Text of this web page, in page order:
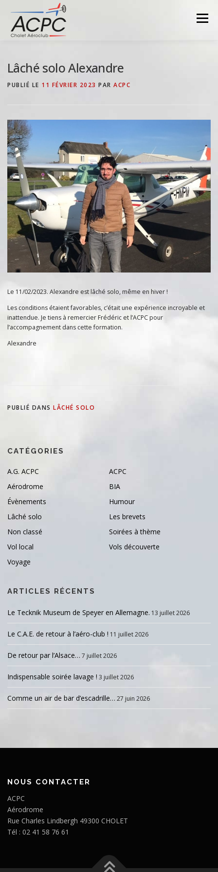
contenu
Menu
Lâché solo Alexandre
PUBLIÉ LE 11 FÉVRIER 2023 PAR ACPC
Le 11/02/2023. Alexandre est lâché solo, même en hiver !
Les conditions étaient favorables, c’était une expérience incroyable et
inattendue. Je tiens à remercier Frédéric et l’ACPC pour
l’accompagnement dans cette formation.
Alexandre
PUBLIÉ DANS LÂCHÉ SOLO
CATÉGORIES
A.G. ACPC
ACPC
Aérodrome
BIA
Évènements
Humour
Lâché solo
Les brevets
Non classé
Soirées à thème
Vol local
Vols découverte
Voyage
ARTICLES RÉCENTS
Le Tecknik Museum de Speyer en Allemagne. 13 juillet 2026
Le C.A.E. de retour à l’aéro-club ! 11 juillet 2026
De retour par l’Alsace… 7 juillet 2026
Indispensable soirée lavage ! 3 juillet 2026
Comme un air de bar d’escadrille… 27 juin 2026
NOUS CONTACTER
ACPC
Aérodrome
Rue Charles Lindbergh 49300 CHOLET
Tél : 02 41 58 76 61